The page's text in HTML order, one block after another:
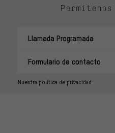
Llamada Programada
Formulario de contacto
Nuestra política de privacidad